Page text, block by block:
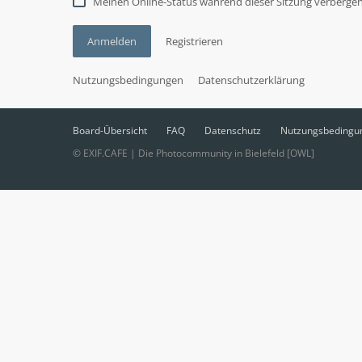
Anmelden Registrieren
Nutzungsbedingungen Datenschutzerklärung
Board-Übersicht FAQ Datenschutz
© EXIF.CAFE | Die Photocommunity in Bielefeld [OWL]